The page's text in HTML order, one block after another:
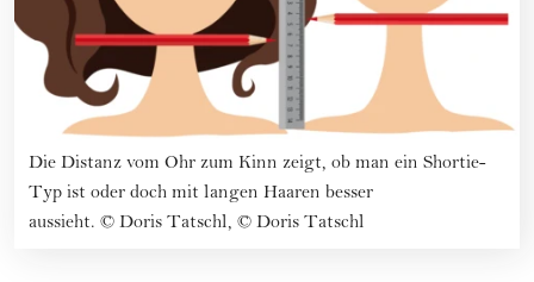
Die Distanz vom Ohr zum Kinn zeigt, ob man ein Shortie-
Typ ist oder doch mit langen Haaren besser
aussieht. © Doris Tatschl, © Doris Tatschl